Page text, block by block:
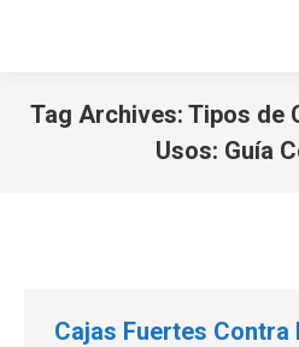
Tag Archives: Tipos de
Usos: Guía
Cajas Fuertes Contra